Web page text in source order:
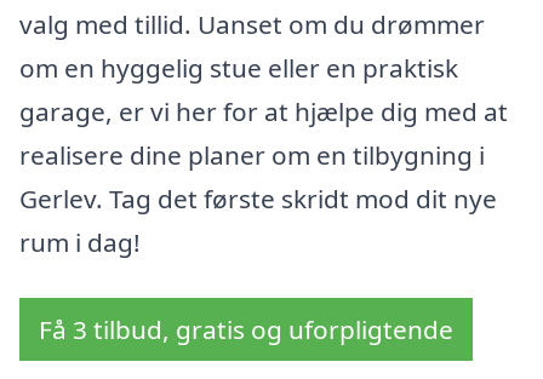
valg med tillid. Uanset om du drømmer
om en hyggelig stue eller en praktisk
garage, er vi her for at hjælpe dig med at
realisere dine planer om en tilbygning i
Gerlev. Tag det første skridt mod dit nye
rum i dag!
Få 3 tilbud, gratis og uforpligtende